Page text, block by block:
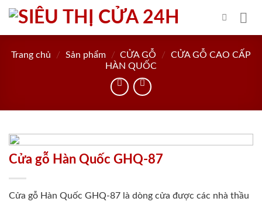
Skip
content
Trang chủ / Sản phẩm / CỬA GỖ /
CỬA GỖ CAO CẤP
HÀN QUỐC
Cửa gỗ Hàn Quốc GHQ-87
Cửa gỗ Hàn Quốc GHQ-87 là dòng cửa được các nhà thầu